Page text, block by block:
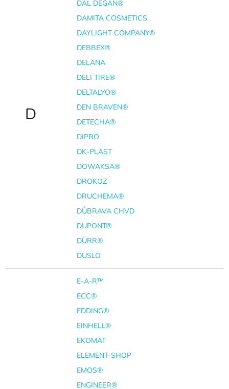
D
DAL DEGAN®
DAMITA COSMETICS
DAYLIGHT COMPANY®
DEBBEX®
DELANA
DELI TIRE®
DELTALYO®
DEN BRAVEN®
DETECHA®
DIPRO
DK-PLAST
DOWAKSA®
DROKOZ
DRUCHEMA®
DŮBRAVA CHVD
DUPONT®
DÜRR®
DUSLO
E-A-R™
ECC®
EDDING®
EINHELL®
EKOMAT
ELEMENT-SHOP
EMOS®
ENGINEER®